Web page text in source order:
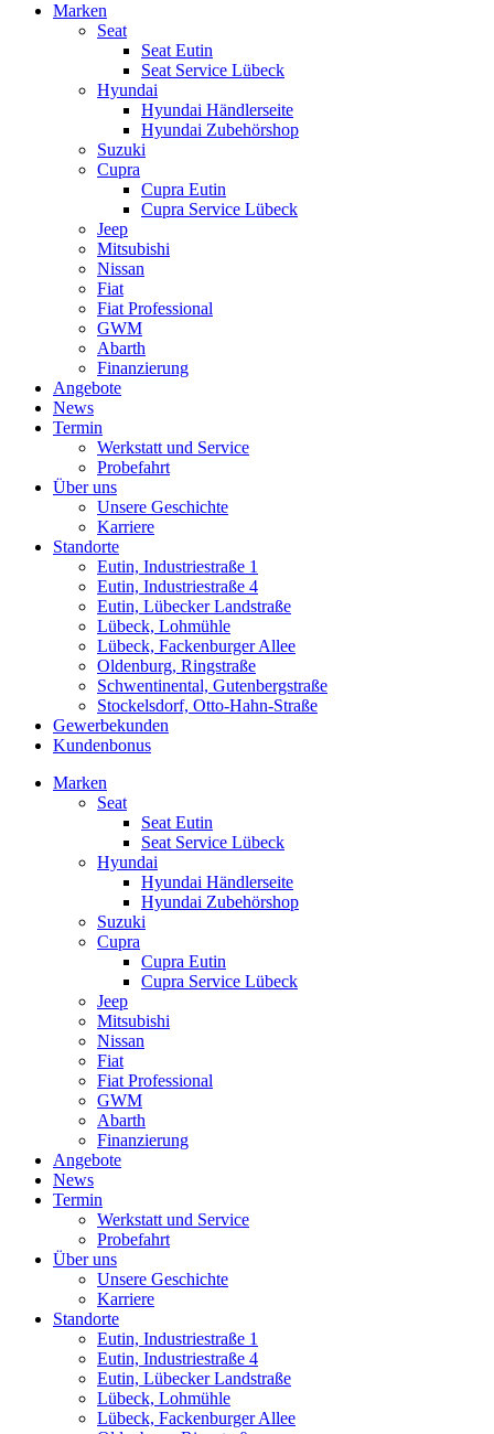
Marken
Seat
Seat Eutin
Seat Service Lübeck
Hyundai
Hyundai Händlerseite
Hyundai Zubehörshop
Suzuki
Cupra
Cupra Eutin
Cupra Service Lübeck
Jeep
Mitsubishi
Nissan
Fiat
Fiat Professional
GWM
Abarth
Finanzierung
Angebote
News
Termin
Werkstatt und Service
Probefahrt
Über uns
Unsere Geschichte
Karriere
Standorte
Eutin, Industriestraße 1
Eutin, Industriestraße 4
Eutin, Lübecker Landstraße
Lübeck, Lohmühle
Lübeck, Fackenburger Allee
Oldenburg, Ringstraße
Schwentinental, Gutenbergstraße
Stockelsdorf, Otto-Hahn-Straße
Gewerbekunden
Kundenbonus
Marken
Seat
Seat Eutin
Seat Service Lübeck
Hyundai
Hyundai Händlerseite
Hyundai Zubehörshop
Suzuki
Cupra
Cupra Eutin
Cupra Service Lübeck
Jeep
Mitsubishi
Nissan
Fiat
Fiat Professional
GWM
Abarth
Finanzierung
Angebote
News
Termin
Werkstatt und Service
Probefahrt
Über uns
Unsere Geschichte
Karriere
Standorte
Eutin, Industriestraße 1
Eutin, Industriestraße 4
Eutin, Lübecker Landstraße
Lübeck, Lohmühle
Lübeck, Fackenburger Allee